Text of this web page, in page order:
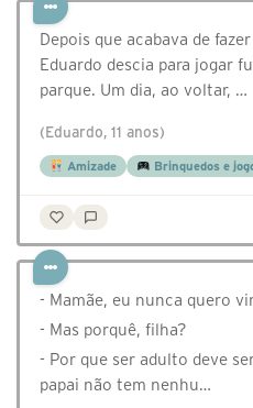
Depois que acabava de
Eduardo descia para jogar
parque. Um dia, ao voltar, …
(Eduardo, 11 anos)
Amizade Brinquedos e
- Mamãe, eu nunca quero
- Mas porquê, filha?
- Por que ser adulto deve
papai não tem nenhu…